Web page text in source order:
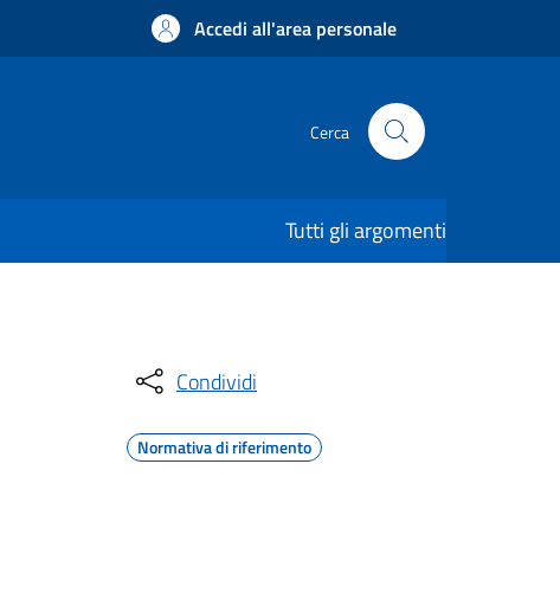
Accedi all'area personale
Cerca
Tutti gli argomenti
Condividi
Normativa di riferimento